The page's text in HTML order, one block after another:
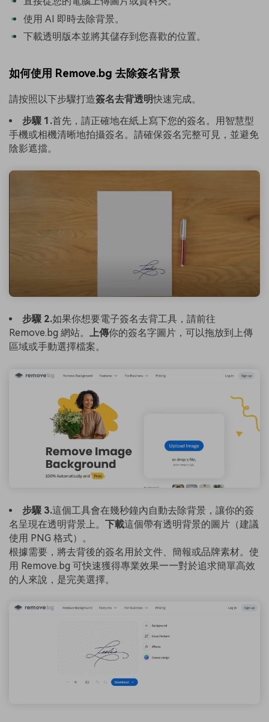
使用 AI 即時去除背景。
下載透明版本並將其儲存到您喜歡的位置。
如何使用 Remove.bg 去除簽名背景
請按照以下步驟打造簽名去背透明快速完成。
步驟 1.首先，請正確地在紙上寫下您的簽名。用智慧型
手機或相機清晰地拍攝簽名。請確保簽名完整可見，並避免
陰影遮擋。
步驟 2.如果你想要電子簽名去背工具，請前往
Remove.bg 網站。 上傳你的簽名字圖片，可以拖放到上傳
區域或手動選擇檔案。
步驟 3.這個工具會在幾秒鐘內自動去除背景，讓你的簽
名呈現在透明背景上。 下載這個帶有透明背景的圖片（建議
使用 PNG 格式）。
根據需要，將去背後的簽名用於文件、簡報或品牌素材。使
用 Remove.bg 可快速獲得專業效果——對於追求簡單高效
的人來說，是完美選擇。